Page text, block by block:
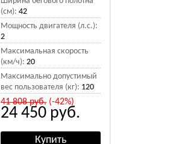
(см): 42
Мощность двигателя (л.с.):
2
Максимальная скорость
(км/ч): 20
Максимально допустимый
вес пользователя (кг): 120
41 808руб.(-42%)
24 450 руб.